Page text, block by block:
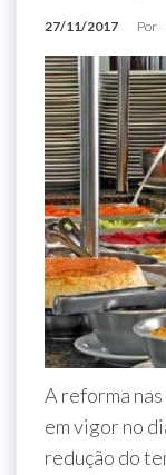
27/11/2017 Por
A reforma
em vigor no
redução do